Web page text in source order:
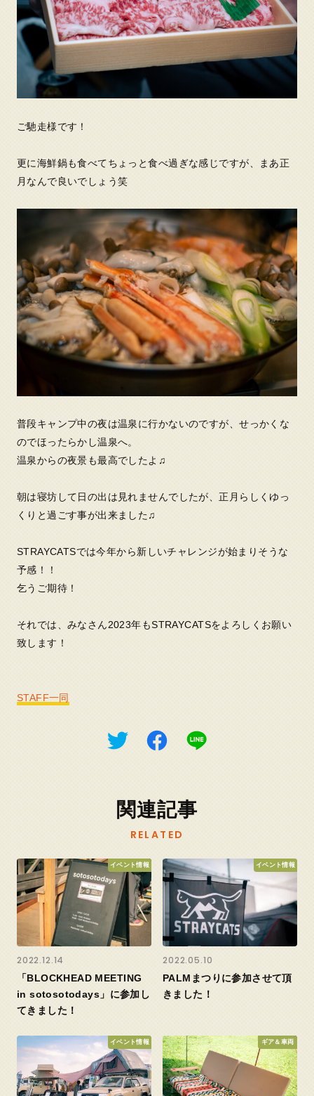
ご馳走様です！
更に海鮮鍋も食べてちょっと食べ過ぎな感じですが、まあ正
月なんで良いでしょう笑
普段キャンプ中の夜は温泉に行かないのですが、せっかくな
のでほったらかし温泉へ。
温泉からの夜景も最高でしたよ♫
朝は寝坊して日の出は見れませんでしたが、正月らしくゆっ
くりと過ごす事が出来ました♫
STRAYCATSでは今年から新しいチャレンジが始まりそうな
予感！！
乞うご期待！
それでは、みなさん2023年もSTRAYCATSをよろしくお願い
致します！
STAFF一同
関連記事
RELATED
イベント情報
2022.12.14
「BLOCKHEAD MEETING
in sotosotodays」に参加し
てきました！
イベント情報
2022.05.10
PALMまつりに参加させて頂
きました！
イベント情報 ギア＆車両